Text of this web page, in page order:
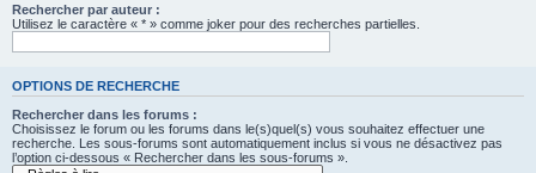
Rechercher par auteur :
Utilisez le caractère « * » comme joker pour des recherches partielles.
OPTIONS DE RECHERCHE
Rechercher dans les forums :
Choisissez le forum ou les forums dans le(s)quel(s) vous souhaitez effectuer une
recherche. Les sous-forums sont automatiquement inclus si vous ne désactivez pas
l’option ci-dessous « Rechercher dans les sous-forums ».